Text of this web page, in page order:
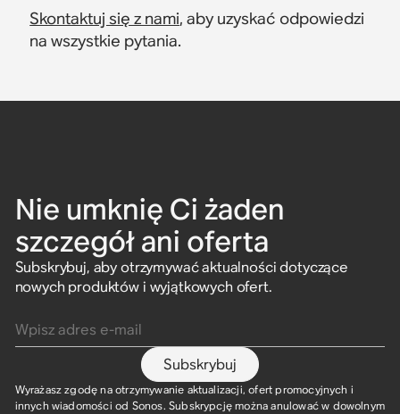
Skontaktuj się z nami, aby uzyskać odpowiedzi
na wszystkie pytania.
Nie umknię Ci żaden
szczegół ani oferta
Subskrybuj, aby otrzymywać aktualności dotyczące
nowych produktów i wyjątkowych ofert.
Subskrybuj
Wyrażasz zgodę na otrzymywanie aktualizacji, ofert promocyjnych i
innych wiadomości od Sonos. Subskrypcję można anulować w dowolnym